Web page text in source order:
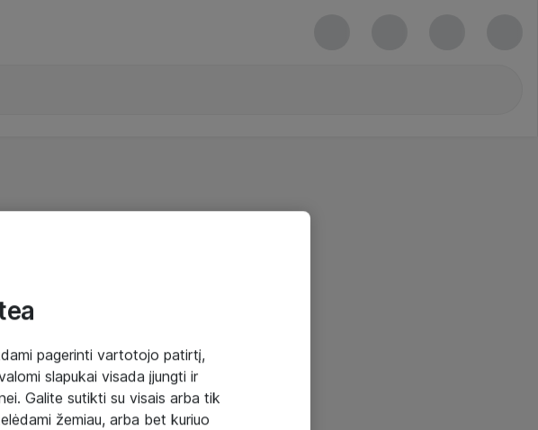
pagerinti vartotojo patirtį,
slapukai visada įjungti ir
Galite sutikti su visais arba tik
žemiau, arba bet kuriuo